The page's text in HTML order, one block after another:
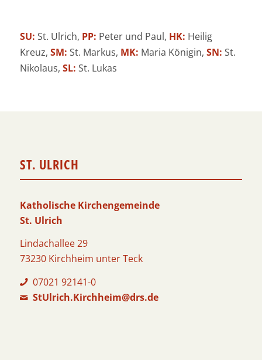
SU: St. Ulrich, PP: Peter und Paul, HK: Heilig
Kreuz, SM: St. Markus, MK: Maria Königin, SN: St.
Nikolaus, SL: St. Lukas
ST. ULRICH
Katholische Kirchengemeinde
St. Ulrich
Lindachallee 29
73230 Kirchheim unter Teck
07021 92141-0
StUlrich.Kirchheim@drs.de